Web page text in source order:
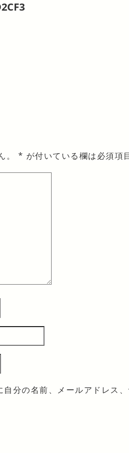
* が付いている欄は必須項
分の名前、メールアドレス、